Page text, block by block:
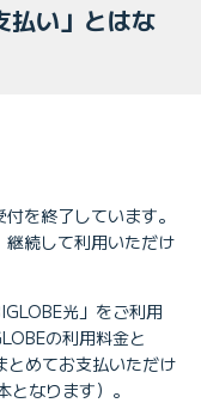
払い」とはな
を終了しています。
続して利用いただけ
光」をご利用
の利用料金と
めてお支払いただけ
なります）。